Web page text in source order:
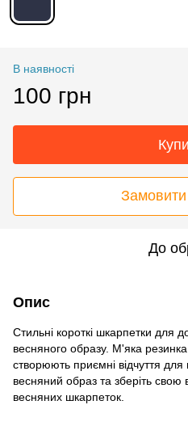
В наявності
100 грн
До
Опис
Стильні короткі шкарпетки для
весняного образу. М'яка
створюють приємні відчуття для
весняний образ та зберіть свою
весняних шкарпеток.